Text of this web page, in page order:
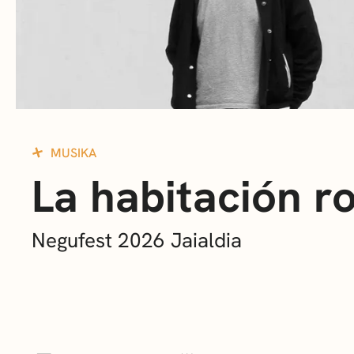
MUSIKA
La habitación
Negufest 2026 Jaialdia